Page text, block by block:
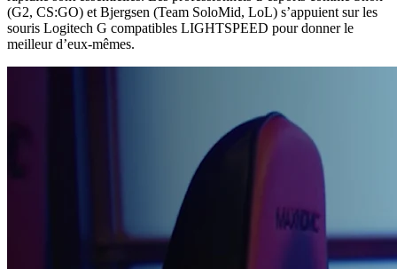
(G2, CS:GO) et Bjergsen (Team SoloMid, LoL) s’appuient sur les
souris Logitech G compatibles LIGHTSPEED pour donner le
meilleur d’eux-mêmes.